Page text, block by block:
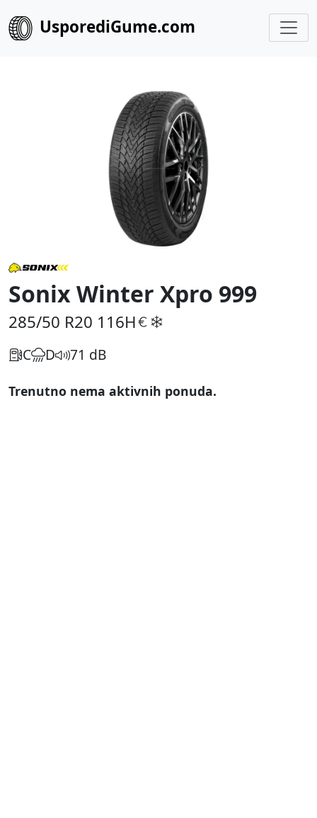
UsporediGume.com
Sonix Winter Xpro 999
285/50 R20 116H
C D 71 dB
Trenutno nema aktivnih ponuda.